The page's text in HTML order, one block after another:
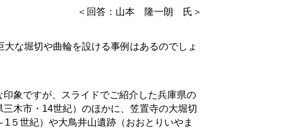
＜回答：山本 隆一朗 氏＞
な堀切や曲輪を設ける事例はあるのでしょ
印象ですが、スライドでご紹介した兵庫県の
三木市・14世紀）のほかに、笠置寺の大堀切
1５世紀）や大鳥井山遺跡（おおとりいやま